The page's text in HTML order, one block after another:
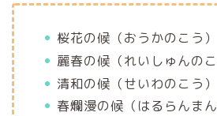
桜花の候（おうかのこう）
麗春の候（れいしゅんのこ
清和の候（せいわのこう）
春爛漫の候（はるらんまん